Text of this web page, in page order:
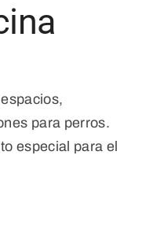
para perros.
especial para el